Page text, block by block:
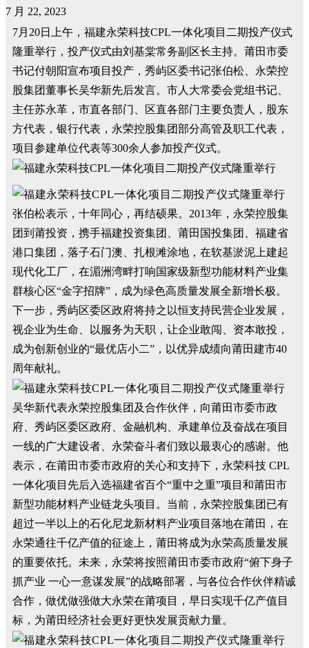
7 月 22, 2023
7月20日上午，福建永荣科技CPL一体化项目二期投产仪式
隆重举行，投产仪式由刘基棠常务副区长主持。莆田市委
书记付朝阳宣布项目投产，秀屿区委书记张伯松、永荣控
股集团董事长吴华新先后发言。市人大常委会党组书记、
主任苏永革，市直各部门、区直各部门主要负责人，股东
方代表，银行代表，永荣控股集团部分高管及职工代表，
项目参建单位代表等300余人参加投产仪式。
张伯松表示，十年同心，再结硕果。2013年，永荣控股集
团到莆投资，携手福建投资集团、莆田国投集团、福建省
港口集团，落子石门澳、扎根滩涂地，在软基淤泥上建起
现代化工厂，在湄洲湾畔打响国家级新型功能材料产业集
群核心区“金字招牌”，成为绿色高质量发展全新增长极。
下一步，秀屿区委区政府将持之以恒支持民营企业发展，
视企业为生命、以服务为天职，让企业敢闯、资本敢投，
成为创新创业的“最优店小二”，以优异成绩向莆田建市40
周年献礼。
吴华新代表永荣控股集团及合作伙伴，向莆田市委市政
府、秀屿区委区政府、金融机构、承建单位及奋战在项目
一线的广大建设者、永荣奋斗者们致以最衷心的感谢。他
表示，在莆田市委市政府的关心和支持下，永荣科技 CPL
一体化项目先后入选福建省百个“重中之重”项目和莆田市
新型功能材料产业链龙头项目。当前，永荣控股集团已有
超过一半以上的石化尼龙新材料产业项目落地在莆田，在
永荣通往千亿产值的征途上，莆田将成为永荣高质量发展
的重要依托。未来，永荣将按照莆田市委市政府“俯下身子
抓产业 一心一意谋发展”的战略部署，与各位合作伙伴精诚
合作，做优做强做大永荣在莆项目，早日实现千亿产值目
标，为莆田经济社会更好更快发展贡献力量。